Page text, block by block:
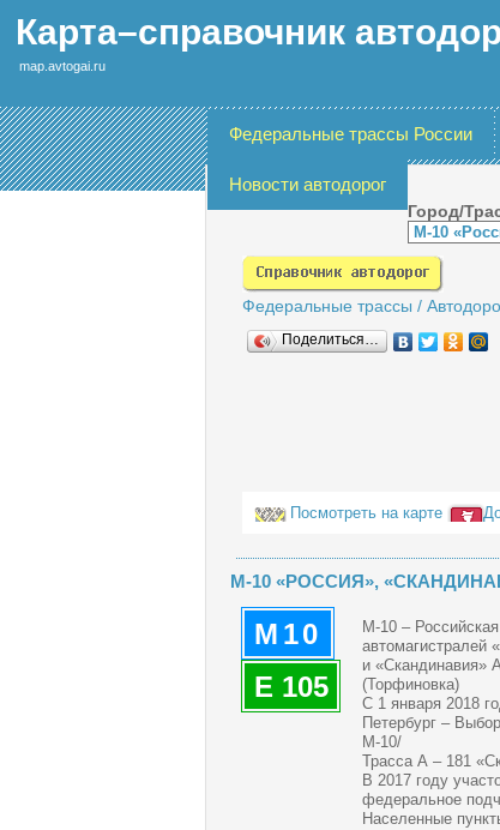
Карта–справочник
map.avtogai.ru
Федеральные трассы России
Новости автодорог
Город/
Федеральные трассы /
Поделиться…
Посмотреть на карте
М-10 «РОССИЯ»,
M10
E 105
М-10 –
автомагистралей
и «Скандинавия»
(Торфиновка)
С 1 января 2018
Петербург –
М-10/
Трасса А – 181
В 2017 году
федеральное
Населенные